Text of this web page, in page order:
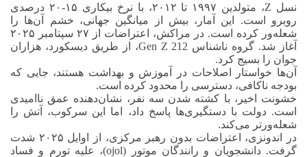
نسل Z، متولدین ۱۹۹۷ تا ۲۰۱۲، با نرخ بیکاری ۱۵-۲۰ درصدی
روبرو است. این آمار، بیش از میانگین جهانی، خشم آن‌ها را
شعله‌ور کرده است. در مراکش، اعتراضات از ۲۷ سپتامبر ۲۰۲۵
آغاز شد. گروه ناشناس Gen Z 212، از طریق دیسکورد، هزاران
جوان را بسیج کرد.
آن‌ها خواستار اصلاحات در آموزش و بهداشت هستند، جایی که
بودجه ناکافی، دسترسی را محدود کرده است.
خشونت اخیر، با کشته شدن سه نفر، نشان‌دهنده عمق ناامیدی
است. دولت با دستگیری‌ها پاسخ داد، اما این سرکوب، آتش را
شعله‌ورتر می‌کند.
در اندونزی، اعتراضات بدون رهبر مرکزی، از اوایل ۲۰۲۵ شدت
گرفت. دانشجویان و رانندگان موتور (ojol)، علیه تورم و فساد